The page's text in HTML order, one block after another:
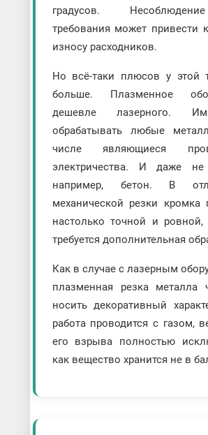
градусов.
требования может привести
износу расходников.
Но всё-таки плюсов у этой
больше. Плазменное
дешевле лазерного.
обрабатывать любые
числе являющиеся
электричества. И даже
например, бетон. В
механической резки кромка
настолько точной и
требуется дополнительная
Как в случае с лазерным
плазменная резка металла
носить декоративный
работа проводится с газом,
его взрыва полностью
как вещество хранится не в